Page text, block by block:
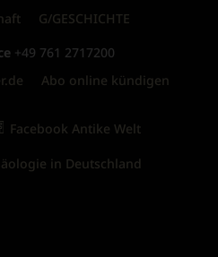
G/GESCHICHTE
+49 761 2717200
Abo online kündigen
Facebook Antike Welt
in Deutschland